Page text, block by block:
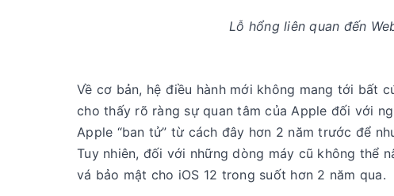
Lỗ hổng liên quan đến
Về cơ bản, hệ điều hành mới không mang tới bất
cho thấy rõ ràng sự quan tâm của Apple đối với
Apple “ban tử” từ cách đây hơn 2 năm trước để
Tuy nhiên, đối với những dòng máy cũ không thể
vá bảo mật cho iOS 12 trong suốt hơn 2 năm qua.